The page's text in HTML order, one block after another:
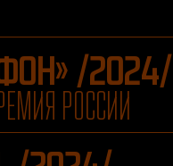
/2024/
РОССИИ